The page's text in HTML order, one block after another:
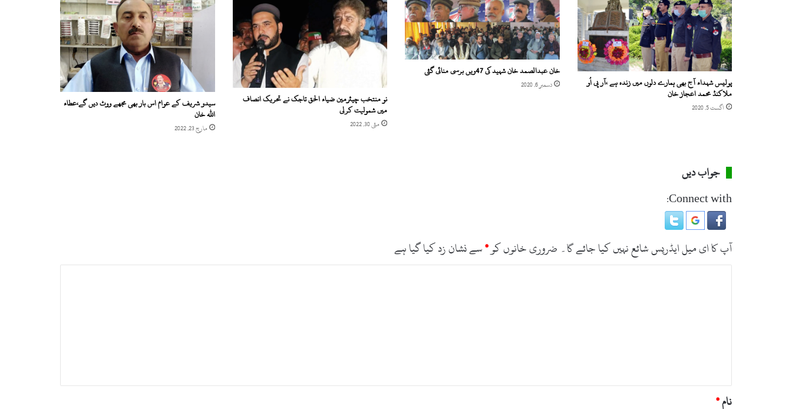
پولیس شہداء آج بھی ہمارے دلوں میں زندہ ہے ،آر پی اُو
ملاکنڈ محمد اعجاز خان
اگست 5, 2020
خان عبدالصمد خان شہید کی 47ویں برسی منائی گئی
دسمبر 6, 2020
نو منتخب چیئرمین ضیاء الحق تاجک نے تحریک انصاف
میں شمولیت کرلی
مئی 30, 2022
سیدو شریف کے عوام اس بار بھی مجھے ووٹ دیں گے،عطاء
اللہ خان
مارچ 23, 2022
جواب دیں
Connect with:
آپ کا ای میل ایڈریس شائع نہیں کیا جائے گا۔ ضروری خانوں کو*سے نشان زد کیا گیا ہے
نام*